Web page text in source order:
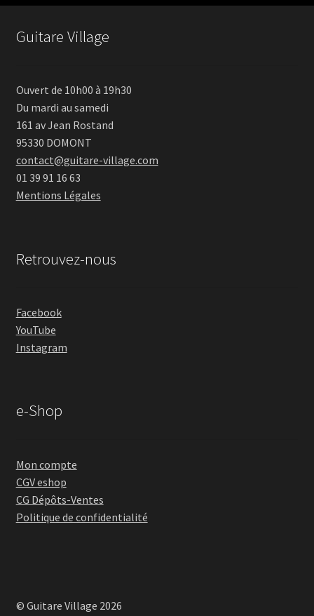
Guitare Village
Ouvert de 10h00 à 19h30
Du mardi au samedi
161 av Jean Rostand
95330 DOMONT
contact@guitare-village.com
01 39 91 16 63
Mentions Légales
Retrouvez-nous
Facebook
YouTube
Instagram
e-Shop
Mon compte
CGV eshop
CG Dépôts-Ventes
Politique de confidentialité
© Guitare Village 2026